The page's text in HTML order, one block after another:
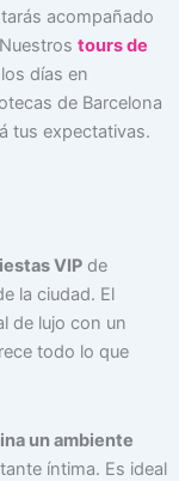
acompañado
tours de
días en
de Barcelona
tus expectativas.
VIPde
la ciudad. El
de lujo con un
todo lo que
un ambiente
íntima. Es ideal